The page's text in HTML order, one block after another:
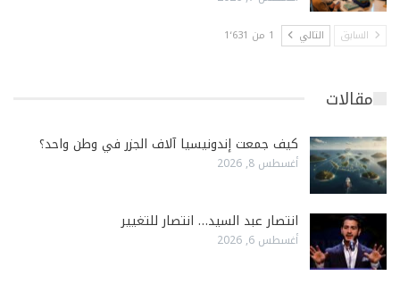
السابق التالي 1 من 1٬631
مقالات
كيف جمعت إندونيسيا آلاف الجزر في وطن واحد؟
أغسطس 8, 2026
انتصار عبد السيد… انتصار للتغيير
أغسطس 6, 2026